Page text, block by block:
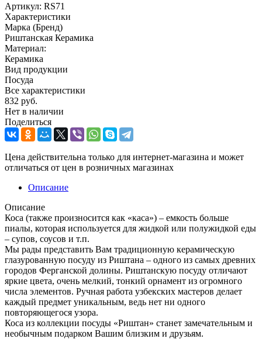
Артикул: RS71
Характеристики
Марка (Бренд)
Риштанская Керамика
Материал:
Керамика
Вид продукции
Посуда
Все характеристики
832 руб.
Нет в наличии
Поделиться
Цена действительна только для интернет-магазина и может
отличаться от цен в розничных магазинах
Описание
Описание
Коса (также произносится как «каса») – емкость больше
пиалы, которая используется для жидкой или полужидкой еды
– супов, соусов и т.п.
Мы рады представить Вам традиционную керамическую
глазурованную посуду из Риштана – одного из самых древних
городов Ферганской долины. Риштанскую посуду отличают
яркие цвета, очень мелкий, тонкий орнамент из огромного
числа элементов. Ручная работа узбекских мастеров делает
каждый предмет уникальным, ведь нет ни одного
повторяющегося узора.
Коса из коллекции посуды «Риштан» станет замечательным и
необычным подарком Вашим близким и друзьям.